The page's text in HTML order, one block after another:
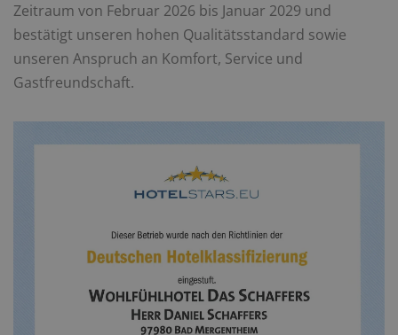
Zeitraum von Februar 2026 bis Januar 2029 und
bestätigt unseren hohen Qualitätsstandard sowie
unseren Anspruch an Komfort, Service und
Gastfreundschaft.